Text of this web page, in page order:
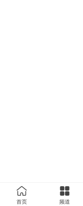
首页 频道